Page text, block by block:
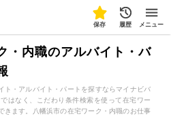
保存 履歴 メニュー
・内職のアルバイト・バ
ト・アルバイト・パートを探すならマイナビバ
はなく、こだわり条件検索を使って在宅ワー
きます。八幡浜市の在宅ワーク・内職のお仕事